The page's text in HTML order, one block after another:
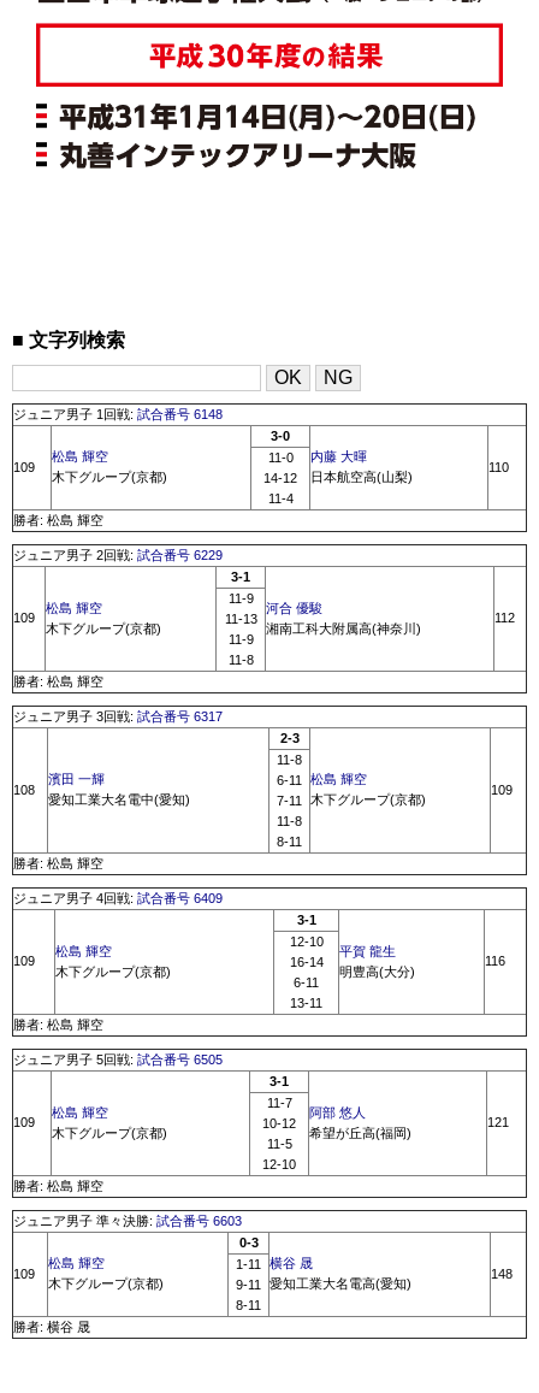
文字列検索
ジュニア男子 1回戦: 試合番号 6148
109
松島 輝空
木下グループ(京都)
3-0
内藤 大暉
日本航空高(山梨)
110
11-0
14-12
11-4
勝者: 松島 輝空
ジュニア男子 2回戦: 試合番号 6229
109
松島 輝空
木下グループ(京都)
3-1
河合 優駿
湘南工科大附属高(神奈川)
112
11-9
11-13
11-9
11-8
勝者: 松島 輝空
ジュニア男子 3回戦: 試合番号 6317
108
濱田 一輝
愛知工業大名電中(愛知)
2-3
松島 輝空
木下グループ(京都)
109
11-8
6-11
7-11
11-8
8-11
勝者: 松島 輝空
ジュニア男子 4回戦: 試合番号 6409
109
松島 輝空
木下グループ(京都)
3-1
平賀 龍生
明豊高(大分)
116
12-10
16-14
6-11
13-11
勝者: 松島 輝空
ジュニア男子 5回戦: 試合番号 6505
109
松島 輝空
木下グループ(京都)
3-1
阿部 悠人
希望が丘高(福岡)
121
11-7
10-12
11-5
12-10
勝者: 松島 輝空
ジュニア男子 準々決勝: 試合番号 6603
109
松島 輝空
木下グループ(京都)
0-3
横谷 晟
愛知工業大名電高(愛知)
148
1-11
9-11
8-11
勝者: 横谷 晟